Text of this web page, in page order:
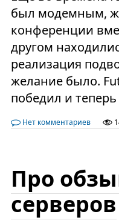
был модемным,
конференции
другом
реализация
желание было.
победил и
Нет комментариев
Про
серверов